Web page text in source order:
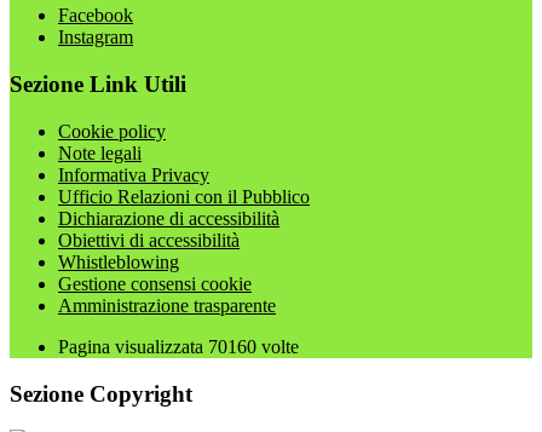
Facebook
Instagram
Sezione Link Utili
Cookie policy
Note legali
Informativa Privacy
Ufficio Relazioni con il Pubblico
Dichiarazione di accessibilità
Obiettivi di accessibilità
Whistleblowing
Gestione consensi cookie
Amministrazione trasparente
Pagina visualizzata 70160 volte
Sezione Copyright